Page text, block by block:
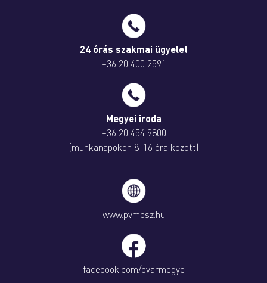
24 órás szakmai ügyelet
+36 20 400 2591
Megyei iroda
+36 20 454 9800
(munkanapokon 8-16 óra között)
www.pvmpsz.hu
facebook.com/pvarmegye